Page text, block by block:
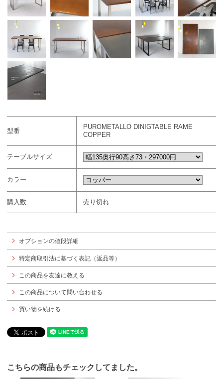
型番
PUROMETALLO DINIGTABLE RAME
COPPER
テーブルサイズ
カラー
購入数 売り切れ
オプションの値段詳細
特定商取引法に基づく表記（返品等）
この商品を友達に教える
この商品について問い合わせる
買い物を続ける
こちらの商品もチェックしてました。